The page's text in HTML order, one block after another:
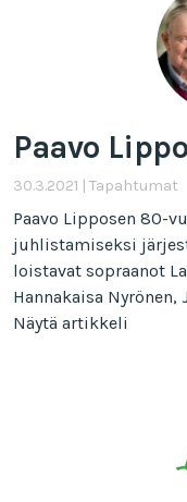
Paavo
30.3.2021 | Tapahtumat
Paavo Lipposen 80-
juhlistamiseksi
loistavat sopraanot
Hannakaisa Nyrönen,
Näytä artikkeli